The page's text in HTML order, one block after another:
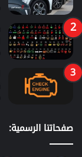
صفحاتنا الرسمية: